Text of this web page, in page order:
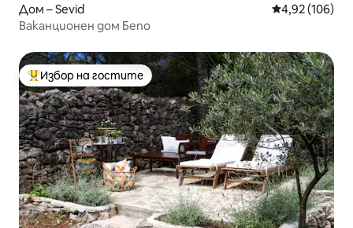
Дом – Sevid Средна
4,92 (106)
Ваканционен дом Бепо
Най-популярен избор на гостите
Избор на гостите